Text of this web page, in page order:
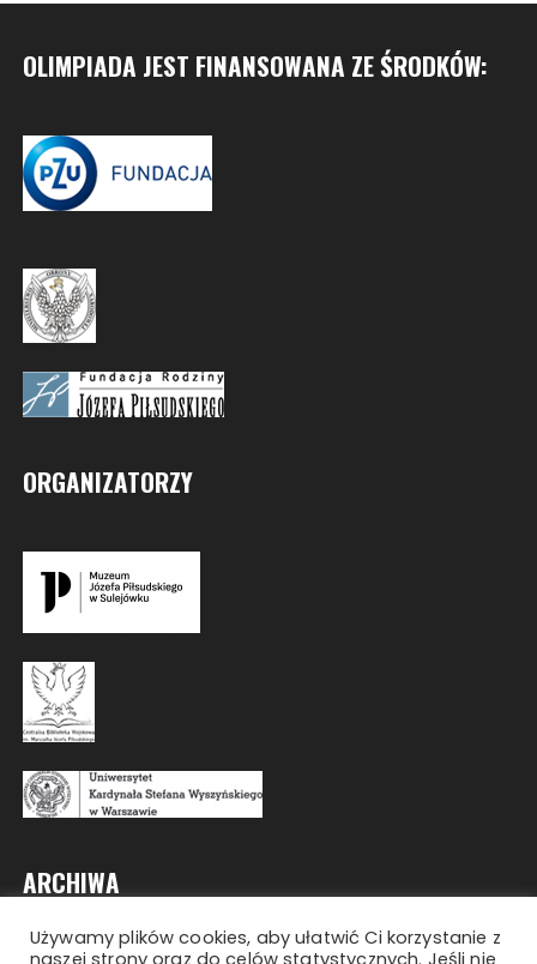
OLIMPIADA JEST FINANSOWANA ZE ŚRODKÓW:
ORGANIZATORZY
ARCHIWA
Archiwa
Używamy plików cookies, aby ułatwić Ci korzystanie z
naszej strony oraz do celów statystycznych. Jeśli nie